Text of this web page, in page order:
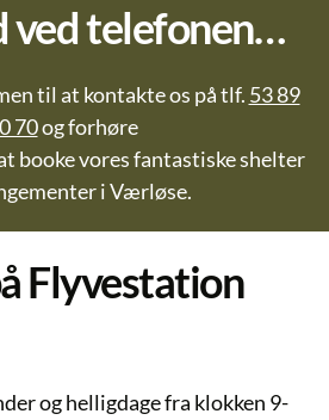
ved telefonen…
til at kontakte os på tlf. 53 89
70og forhøre
booke vores fantastiske shelter
i Værløse.
Flyvestation
og helligdage fra klokken 9-